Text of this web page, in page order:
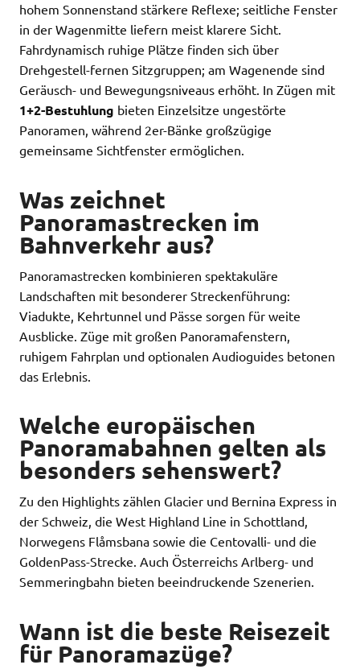
hohem Sonnenstand stärkere Reflexe; seitliche Fenster
in der Wagenmitte liefern meist klarere Sicht.
Fahrdynamisch ruhige Plätze finden sich über
Drehgestell-fernen Sitzgruppen; am Wagenende sind
Geräusch- und Bewegungsniveaus erhöht. In Zügen mit
1+2-Bestuhlung bieten Einzelsitze ungestörte
Panoramen, während 2er-Bänke großzügige
gemeinsame Sichtfenster ermöglichen.
Was zeichnet
Panoramastrecken im
Bahnverkehr aus?
Panoramastrecken kombinieren spektakuläre
Landschaften mit besonderer Streckenführung:
Viadukte, Kehrtunnel und Pässe sorgen für weite
Ausblicke. Züge mit großen Panoramafenstern,
ruhigem Fahrplan und optionalen Audioguides betonen
das Erlebnis.
Welche europäischen
Panoramabahnen gelten als
besonders sehenswert?
Zu den Highlights zählen Glacier und Bernina Express in
der Schweiz, die West Highland Line in Schottland,
Norwegens Flåmsbana sowie die Centovalli- und die
GoldenPass-Strecke. Auch Österreichs Arlberg- und
Semmeringbahn bieten beeindruckende Szenerien.
Wann ist die beste Reisezeit
für Panoramazüge?